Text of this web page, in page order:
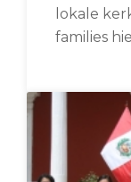
lokale
families